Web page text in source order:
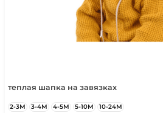
теплая шапка на завязках
2-3М 3-4М 4-5М 5-10М 10-24М